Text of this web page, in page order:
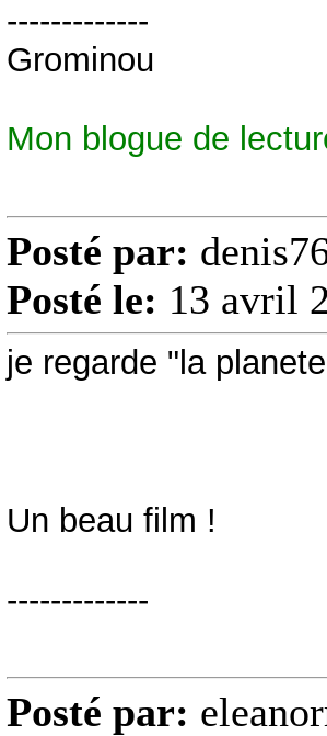
-------------
Grominou
Mon blogue de
Posté par:
Posté le: 13 avril
je regarde "la
Un beau film !
-------------
Posté par: